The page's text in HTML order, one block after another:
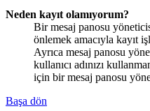
Neden kayıt olamıyorum?
Bir mesaj panosu
önlemek amacıyla kayıt
Ayrıca mesaj panosu
kullanıcı adınızı
için bir mesaj panosu
Başa dön